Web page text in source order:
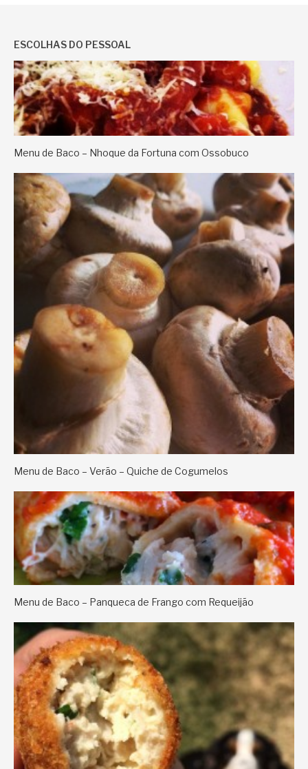
ESCOLHAS DO PESSOAL
Menu de Baco – Nhoque da Fortuna com Ossobuco
Menu de Baco – Verão – Quiche de Cogumelos
Menu de Baco – Panqueca de Frango com Requeijão